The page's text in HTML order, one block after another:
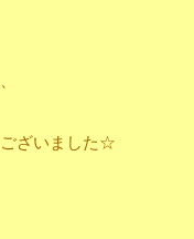
ざいました☆